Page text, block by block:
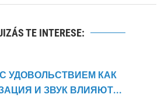
TE INTERESE:
УДОВОЛЬСТВИЕМ КАК
И ЗВУК ВЛИЯЮТ...